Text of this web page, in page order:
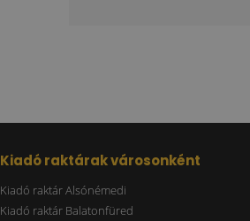
Kiadó raktárak városonként
Kiadó raktár Alsónémedi
Kiadó raktár Balatonfüred